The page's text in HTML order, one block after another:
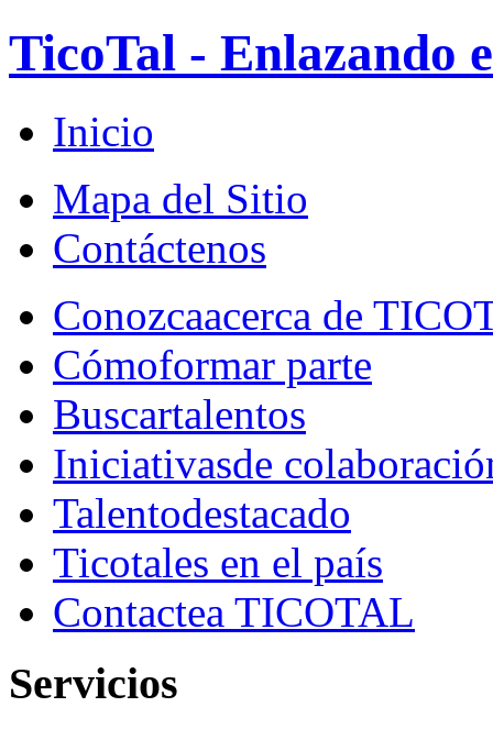
TicoTal - Enlazando
Inicio
Mapa del Sitio
Contáctenos
Conozcaacerca de
Cómoformar parte
Buscartalentos
Iniciativasde
Talentodestacado
Ticotales en el país
Contactea TICOTAL
Servicios